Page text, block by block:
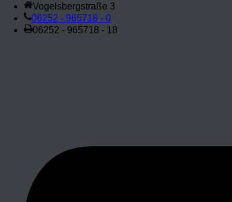
Vogelsbergstraße 3
06252 - 965718 - 0
06252 - 965718 - 18